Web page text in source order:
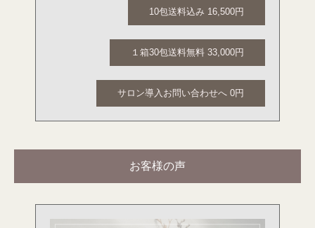
10包送料込み 16,500円
１箱30包送料無料 33,000円
サロン導入お問い合わせへ 0円
お客様の声